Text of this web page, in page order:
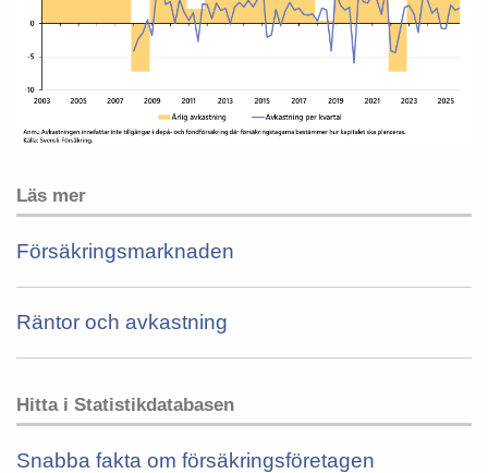
Läs mer
Försäkringsmarknaden
Räntor och avkastning
Hitta i Statistikdatabasen
Snabba fakta om försäkringsföretagen